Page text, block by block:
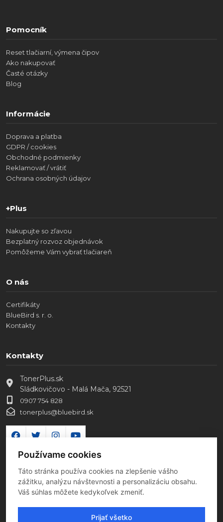
Pomocník
Reset tlačiarní, výmena čipov
Ako nakupovať
Časté otázky
Blog
Informácie
Doprava a platba
GDPR / cookies
Obchodné podmienky
Reklamovať / vrátiť
Ochrana osobných údajov
+Plus
Nakupujte so zľavou
Bezplatný rozvoz objednávok
Pomôžeme Vám vybrať tlačiareň
O nás
Certifikáty
BlueBird s. r. o.
Kontakty
Kontakty
TonerPlus.sk
Sládkovičovo - Malá Mača, 92521
0907 754 828
tonerplus@bluebird.sk
Používame cookies
Táto stránka používa cookies na zlepšenie vášho
zážitku, analýzu návštevnosti a personalizáciu obsahu.
Váš súhlas môžete kedykoľvek zmeniť.
Prijať všetko